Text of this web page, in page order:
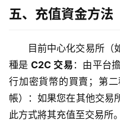
五、充值資金方法
目前中心化交易所（
種是 C2C 交易 ：由平台
行加密貨幣的買賣；第二
帳）：如果您在其他交易
此方式將其充值至交易所。